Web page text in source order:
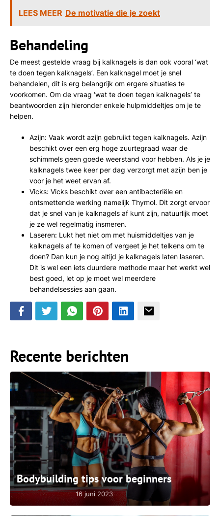
LEES MEER De motivatie die je zoekt
Behandeling
De meest gestelde vraag bij kalknagels is dan ook vooral ‘wat
te doen tegen kalknagels’. Een kalknagel moet je snel
behandelen, dit is erg belangrijk om ergere situaties te
voorkomen. Om de vraag ‘wat te doen tegen kalknagels’ te
beantwoorden zijn hieronder enkele hulpmiddeltjes om je te
helpen.
Azijn: Vaak wordt azijn gebruikt tegen kalknagels. Azijn
beschikt over een erg hoge zuurtegraad waar de
schimmels geen goede weerstand voor hebben. Als je je
kalknagels twee keer per dag verzorgt met azijn ben je
voor je het weet ervan af.
Vicks: Vicks beschikt over een antibacteriële en
ontsmettende werking namelijk Thymol. Dit zorgt ervoor
dat je snel van je kalknagels af kunt zijn, natuurlijk moet
je ze wel regelmatig insmeren.
Laseren: Lukt het niet om met huismiddeltjes van je
kalknagels af te komen of vergeet je het telkens om te
doen? Dan kun je nog altijd je kalknagels laten laseren.
Dit is wel een iets duurdere methode maar het werkt wel
best goed, let op je moet wel meerdere
behandelsessies aan gaan.
Recente berichten
Bodybuilding tips voor beginners
16 juni 2023